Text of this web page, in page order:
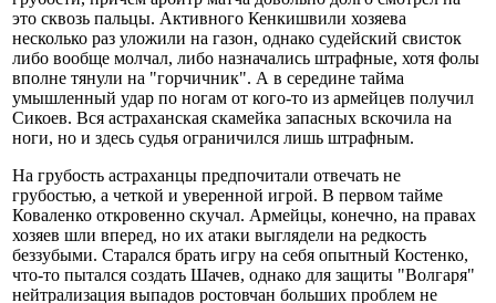
это сквозь пальцы. Активного Кенкишвили хозяева
несколько раз уложили на газон, однако судейский свисток
либо вообще молчал, либо назначались штрафные, хотя фолы
вполне тянули на "горчичник". А в середине тайма
умышленный удар по ногам от кого-то из армейцев получил
Сикоев. Вся астраханская скамейка запасных вскочила на
ноги, но и здесь судья ограничился лишь штрафным.
На грубость астраханцы предпочитали отвечать не
грубостью, а четкой и уверенной игрой. В первом тайме
Коваленко откровенно скучал. Армейцы, конечно, на правах
хозяев шли вперед, но их атаки выглядели на редкость
беззубыми. Старался брать игру на себя опытный Костенко,
что-то пытался создать Шачев, однако для защиты "Волгаря"
нейтрализация выпадов ростовчан больших проблем не